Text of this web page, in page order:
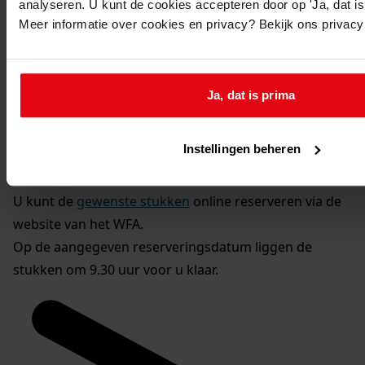
analyseren. U kunt de cookies accepteren door op 'Ja, dat
Meer informatie over cookies en privacy? Bekijk ons
Ja, dat is prima
Instellingen beheren
in de studiezaal van het Westfries Archief (WFA).
U heeft daarvoor de volgende gegevens nodig:
U kunt de gewenste stukken online reserveren via de
website van het WFA.
Op de aangegeven reserveringsdatum liggen de
stukken om 9.30 uur voor u klaar.